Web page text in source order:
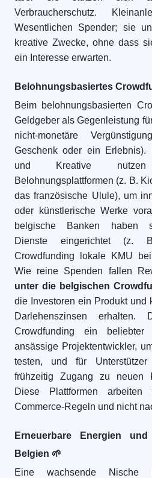
Verbraucherschutz.
Wesentlichen Spender; sie
kreative Zwecke, ohne dass
ein Interesse erwarten.
Belohnungsbasiertes
Beim belohnungsbasierten
Geldgeber als Gegenleistung
nicht-monetäre
Geschenk oder ein Erlebnis).
und Kreative
Belohnungsplattformen (z. B.
das französische Ulule), um
oder künstlerische Werke
belgische Banken haben
Dienste eingerichtet (z.
Crowdfunding lokale KMU bei
Wie reine Spenden fallen
unter die belgischen
die Investoren ein Produkt und
Darlehenszinsen erhalten.
Crowdfunding ein
ansässige Projektentwickler,
testen, und für
frühzeitig Zugang zu neuen
Diese Plattformen
Commerce-Regeln und nicht
Erneuerbare Energien
Belgien 🌱
Eine wachsende